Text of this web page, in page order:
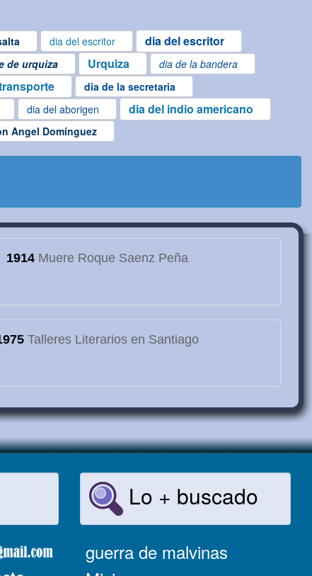
dia del escritor dia del escritor
de urquiza Urquiza
dia de la bandera
dia de la secretaria
dia del aborigen dia del indio americano
Angel Domínguez
1914Muere Roque Saenz Peña
Talleres Literarios en Santiago
Lo + buscado
guerra de malvinas